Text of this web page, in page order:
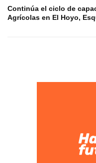
Continúa el ciclo de
Agrícolas en El Hoyo,